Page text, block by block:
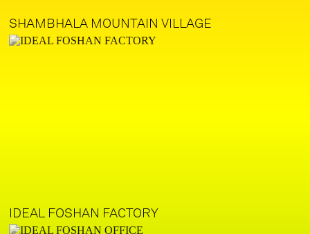
SHAMBHALA MOUNTAIN VILLAGE
IDEAL FOSHAN FACTORY